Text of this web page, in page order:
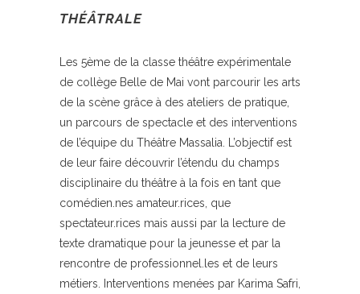
THÉÂTRALE
Les 5ème de la classe théâtre expérimentale
de collège Belle de Mai vont parcourir les arts
de la scène grâce à des ateliers de pratique,
un parcours de spectacle et des interventions
de l’équipe du Théâtre Massalia. L’objectif est
de leur faire découvrir l’étendu du champs
disciplinaire du théâtre à la fois en tant que
comédien.nes amateur.rices, que
spectateur.rices mais aussi par la lecture de
texte dramatique pour la jeunesse et par la
rencontre de professionnel.les et de leurs
métiers. Interventions menées par Karima Safri,